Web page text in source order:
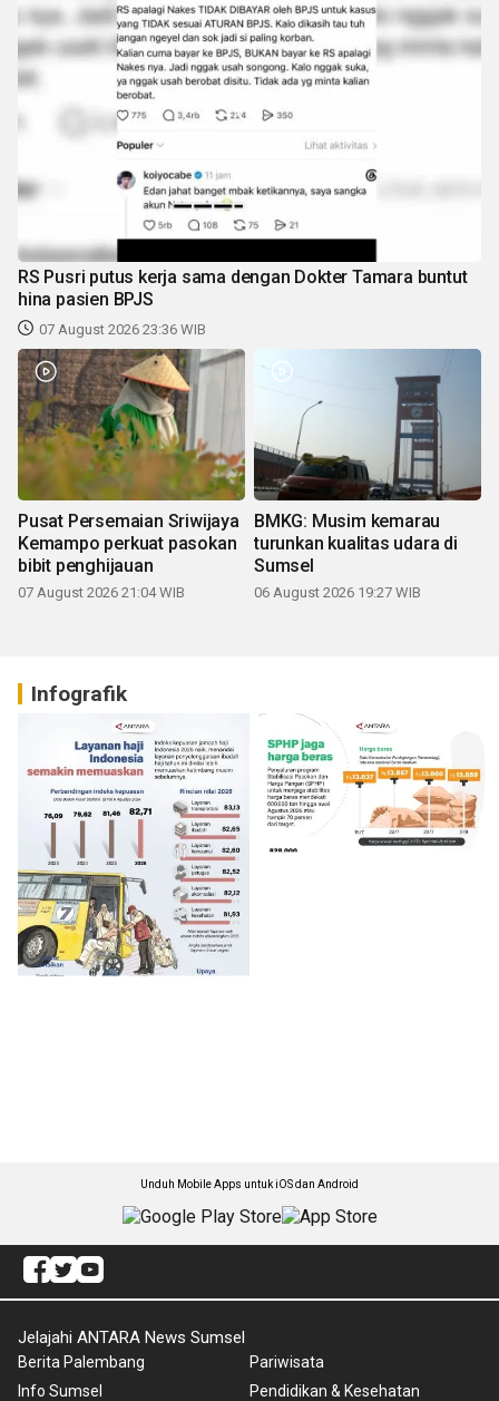
RS Pusri putus kerja sama dengan Dokter Tamara buntut
hina pasien BPJS
07 August 2026 23:36 WIB
Pusat Persemaian Sriwijaya
Kemampo perkuat pasokan
bibit penghijauan
07 August 2026 21:04 WIB
BMKG: Musim kemarau
turunkan kualitas udara di
Sumsel
06 August 2026 19:27 WIB
Infografik
Unduh Mobile Apps untuk iOS dan Android
Jelajahi ANTARA News Sumsel
Berita Palembang
Info Sumsel
Pariwisata
Pendidikan & Kesehatan